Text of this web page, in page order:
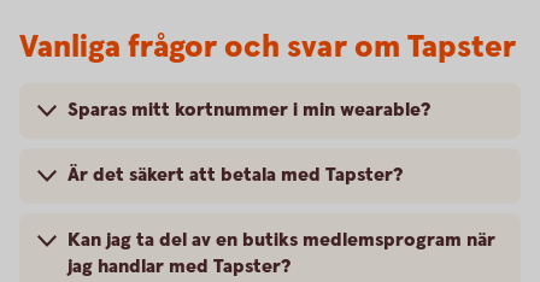
Vanliga frågor och svar om Tapster
Sparas mitt kortnummer i min wearable?
Är det säkert att betala med Tapster?
Kan jag ta del av en butiks medlemsprogram när
jag handlar med Tapster?